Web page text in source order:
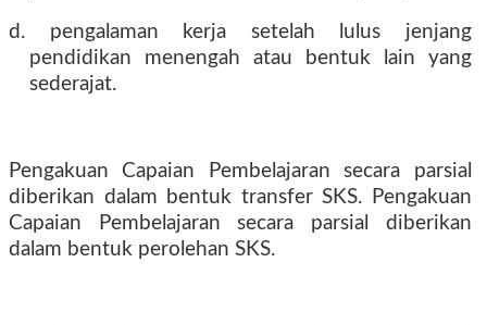
d. pengalaman kerja setelah lulus jenjang
pendidikan menengah atau bentuk lain yang
sederajat.
Pengakuan Capaian Pembelajaran secara parsial
diberikan dalam bentuk transfer SKS. Pengakuan
Capaian Pembelajaran secara parsial diberikan
dalam bentuk perolehan SKS.